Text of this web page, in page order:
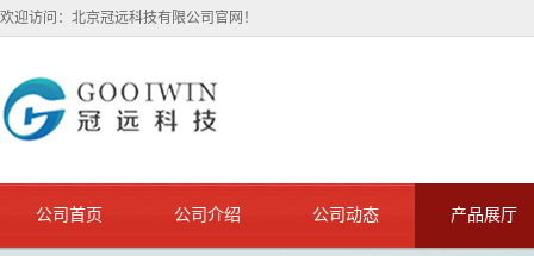
欢迎访问：北京冠远科技有限公司官网！
公司首页 公司介绍 公司动态 产品展厅